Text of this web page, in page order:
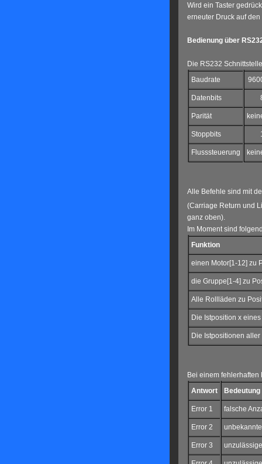
Wird ein Taster
erneuter Druck auf
Bedienung über
Die RS232
Baudrate
Datenbits
Parität
Stoppbits
Flusssteuerung
Alle Befehle sind mit
(Carriage Return und
ganz oben).
Im Moment sind
Funktion
einen Motor[1-12] zu
die Gruppe[1-4] zu
Alle Rollläden zu
Die Istposition x
Die Istpositionen
Bei einem
Antwort
Bedeutung
Error 1 falsche
Error 2
Error 3